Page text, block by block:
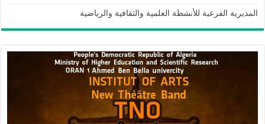
المديرية الفرعية للأنشطة العلمية والثقافية والرياضية